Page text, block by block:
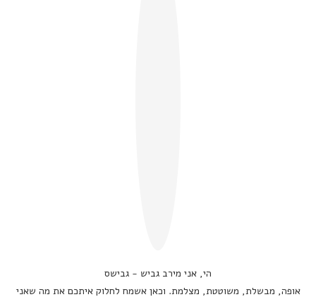
הי, אני מירב גביש - גבישס
אופה, מבשלת, משוטטת, מצלמת. וכאן אשמח לחלוק איתכם את מה שאני